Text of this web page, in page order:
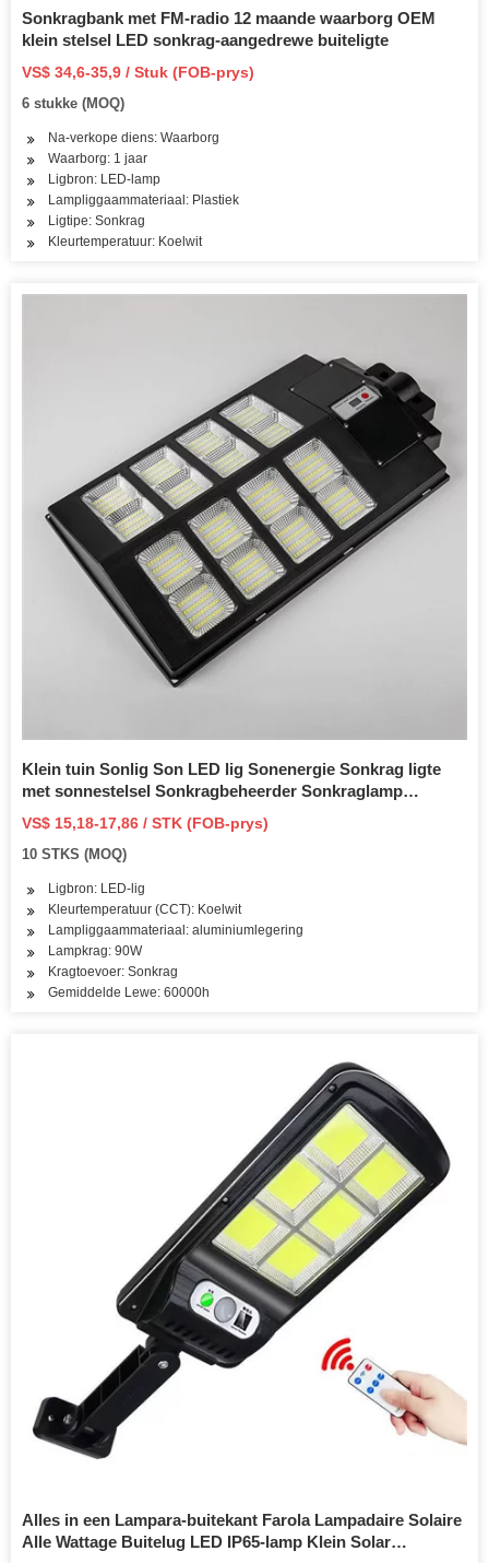
Sonkragbank met FM-radio 12 maande waarborg OEM
klein stelsel LED sonkrag-aangedrewe buiteligte
VS$ 34,6-35,9 / Stuk (FOB-prys)
6 stukke (MOQ)
Na-verkope diens: Waarborg
Waarborg: 1 jaar
Ligbron: LED-lamp
Lampliggaammateriaal: Plastiek
Ligtipe: Sonkrag
Kleurtemperatuur: Koelwit
Klein tuin Sonlig Son LED lig Sonenergie Sonkrag ligte
met sonnestelsel Sonkragbeheerder Sonkraglamp
Sonvloedlig IP 65 Buitelugbeligting
VS$ 15,18-17,86 / STK (FOB-prys)
10 STKS (MOQ)
Ligbron: LED-lig
Kleurtemperatuur (CCT): Koelwit
Lampliggaammateriaal: aluminiumlegering
Lampkrag: 90W
Kragtoevoer: Sonkrag
Gemiddelde Lewe: 60000h
Alles in een Lampara-buitekant Farola Lampadaire Solaire
Alle Wattage Buitelug LED IP65-lamp Klein Solar